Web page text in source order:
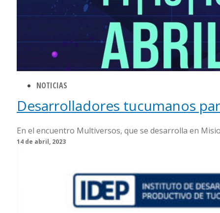
NOTICIAS
Desarrolladores tucumanos
En el encuentro Multiversos, que se desarrolla en
14 de abril, 2023